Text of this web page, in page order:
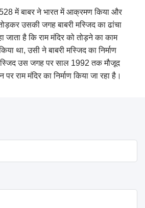
में बाबर ने भारत में आक्रमण किया और
उसकी जगह बाबरी मस्जिद का ढांचा
जाता है कि राम मंदिर को तोड़ने का काम
था,उसी ने बाबरी मस्जिद का निर्माण
उस जगह पर साल 1992 तक मौजूद
राम मंदिर का निर्माण किया जा रहा है।